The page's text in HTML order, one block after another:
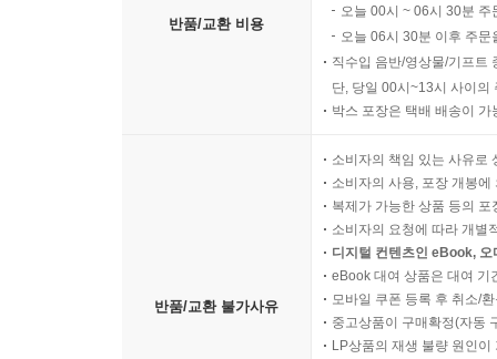
반품/교환 비용
오늘 00시 ~ 06시 30분
오늘 06시 30분 이후 주
직수입 음반/영상물/기프트
단, 당일 00시~13시 사이의
박스 포장은 택배 배송이
반품/교환 불가사유
소비자의 책임 있는 사유로
소비자의 사용, 포장 개봉
복제가 가능한 상품 등의
소비자의 요청에 따라 개별
디지털 컨텐츠인 eBook,
eBook 대여 상품은 대여 기
모바일 쿠폰 등록 후 취소/
중고상품이 구매확정(자동
LP상품의 재생 불량 원인